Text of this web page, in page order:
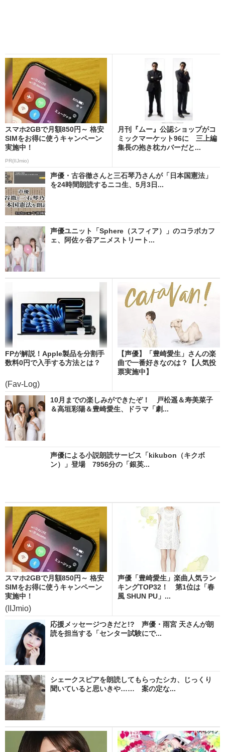
スマホ2GBで月額850円～ 格安
SIMをお得に使うキャンペーン
実施中！
PR(IIJmio)
月刊『ムー』公認ショップがコ
ミックマーケット96に 三上編
集長の抱き枕カバーだと...
声優・古谷徹さんと三石琴乃さんが「日本国憲法」
を24時間朗読するニコ生、5月3日...
声優ユニット「Sphere（スフィア）」のコラボカフ
ェ、阿佐ヶ谷アニメストリート...
FPが解説！Apple製品を分割手
数料0円で入手する方法とは？
(Fav-Log)
【声優】「豊崎愛生」さんの楽
曲で一番好きなのは？【人気投
票実施中】
10月までの楽しみができたぞ！ 戸松遥＆寿美菜子
＆高垣彩陽＆豊崎愛生、ドラマ「劇...
声優による小説朗読サービス「kikubon（キクボ
ン）」登場 7956分の「銀英...
スマホ2GBで月額850円～ 格安
SIMをお得に使うキャンペーン
実施中！
(IIJmio)
声優「豊崎愛生」楽曲人気ラン
キングTOP32！ 第1位は「春
風 SHUN PU」...
応援メッセージつきだと!? 声優・雨宮 天さんが朗
読を担当する「センター試験にで...
シェークスピアを朗読してもらったシカ、じっくり
聞いていると思いきや…… 案の定な...